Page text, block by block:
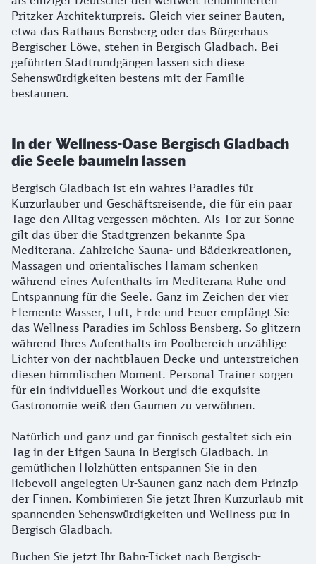
Pritzker-Architekturpreis. Gleich vier seiner Bauten,
etwa das Rathaus Bensberg oder das Bürgerhaus
Bergischer Löwe, stehen in Bergisch Gladbach. Bei
geführten Stadtrundgängen lassen sich diese
Sehenswürdigkeiten bestens mit der Familie
bestaunen.
In der Wellness-Oase Bergisch Gladbach
die Seele baumeln lassen
Bergisch Gladbach ist ein wahres Paradies für
Kurzurlauber und Geschäftsreisende, die für ein paar
Tage den Alltag vergessen möchten. Als Tor zur Sonne
gilt das über die Stadtgrenzen bekannte Spa
Mediterana. Zahlreiche Sauna- und Bäderkreationen,
Massagen und orientalisches Hamam schenken
während eines Aufenthalts im Mediterana Ruhe und
Entspannung für die Seele. Ganz im Zeichen der vier
Elemente Wasser, Luft, Erde und Feuer empfängt Sie
das Wellness-Paradies im Schloss Bensberg. So glitzern
während Ihres Aufenthalts im Poolbereich unzählige
Lichter von der nachtblauen Decke und unterstreichen
diesen himmlischen Moment. Personal Trainer sorgen
für ein individuelles Workout und die exquisite
Gastronomie weiß den Gaumen zu verwöhnen.
Natürlich und ganz und gar finnisch gestaltet sich ein
Tag in der Eifgen-Sauna in Bergisch Gladbach. In
gemütlichen Holzhütten entspannen Sie in den
liebevoll angelegten Ur-Saunen ganz nach dem Prinzip
der Finnen. Kombinieren Sie jetzt Ihren Kurzurlaub mit
spannenden Sehenswürdigkeiten und Wellness pur in
Bergisch Gladbach.
Buchen Sie jetzt Ihr Bahn-Ticket nach Bergisch-